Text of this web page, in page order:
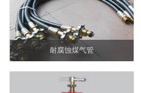
耐腐蚀煤气管